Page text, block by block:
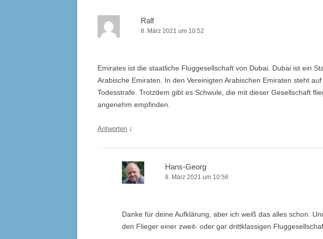
Ralf
8. März 2021 um 10:52
Emirates ist die staatliche Fluggesellschaft von Dubai. Dubai ist ein
Arabische Emiraten. In den Vereinigten Arabischen Emiraten steht
Todesstrafe. Trotzdem gibt es Schwule, die mit dieser Gesellschaft
angenehm empfinden.
Antworten ↓
Hans-Georg
8. März 2021 um 10:56
Danke für deine Aufklärung, aber ich weiß das alles schon.
den Flieger einer zweit- oder gar drittklassigen